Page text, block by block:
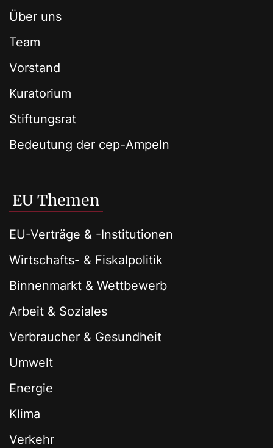
Über uns
Team
Vorstand
Kuratorium
Stiftungsrat
Bedeutung der cep-Ampeln
EU Themen
EU-Verträge & -Institutionen
Wirtschafts- & Fiskalpolitik
Binnenmarkt & Wettbewerb
Arbeit & Soziales
Verbraucher & Gesundheit
Umwelt
Energie
Klima
Verkehr